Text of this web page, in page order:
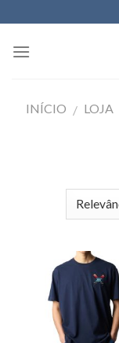
to
content
INÍCIO / LOJA